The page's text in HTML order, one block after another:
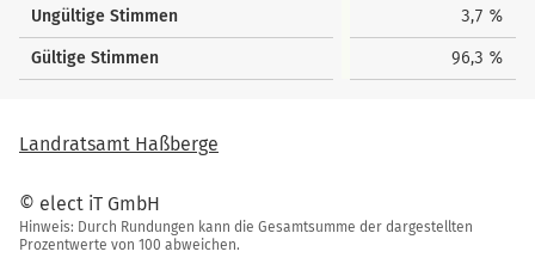
Ungültige Stimmen 3,7 %
Gültige Stimmen 96,3 %
Landratsamt Haßberge
© elect iT GmbH
Hinweis: Durch Rundungen kann die Gesamtsumme der dargestellten
Prozentwerte von 100 abweichen.